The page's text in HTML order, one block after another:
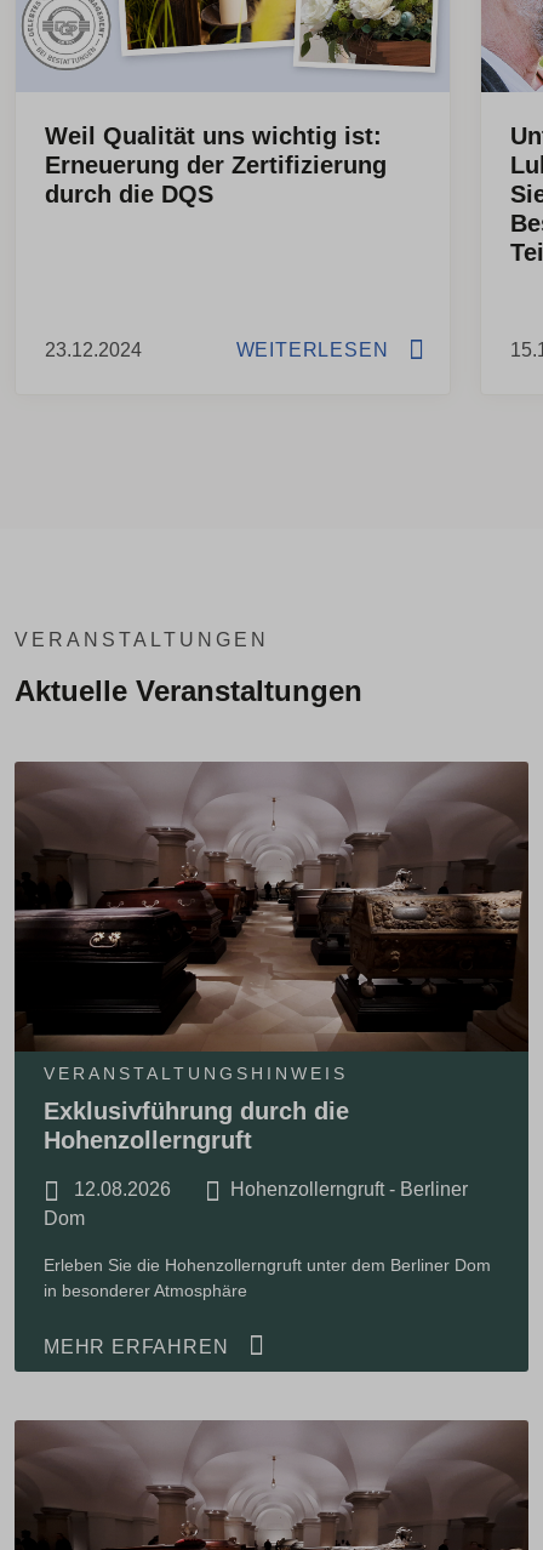
Weil Qualität uns wichtig ist:
Erneuerung der Zertifizierung
durch die DQS
23.12.2024 WEITERLESEN
VERANSTALTUNGEN
Aktuelle Veranstaltungen
VERANSTALTUNGSHINWEIS
Exklusivführung durch die
Hohenzollerngruft
12.08.2026
Hohenzollerngruft - Berliner
Dom
Erleben Sie die Hohenzollerngruft unter dem Berliner Dom
in besonderer Atmosphäre
MEHR ERFAHREN